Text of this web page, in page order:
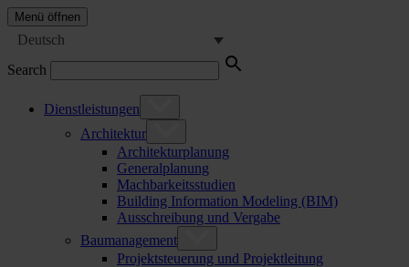
Menü öffnen
Deutsch
Search
Dienstleistungen
Architektur
Architekturplanung
Generalplanung
Machbarkeitsstudien
Building Information Modeling (BIM)
Ausschreibung und Vergabe
Baumanagement
Projektsteuerung und Projektleitung